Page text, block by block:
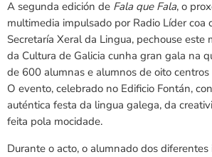
A segunda edición de Fala que Fala, o
multimedia impulsado por Radio Líder coa
Secretaría Xeral da Lingua, pechouse este
da Cultura de Galicia cunha gran gala na
de 600 alumnas e alumnos de oito
O evento, celebrado no Edificio Fontán,
auténtica festa da lingua galega, da
feita pola mocidade.
Durante o acto, o alumnado dos